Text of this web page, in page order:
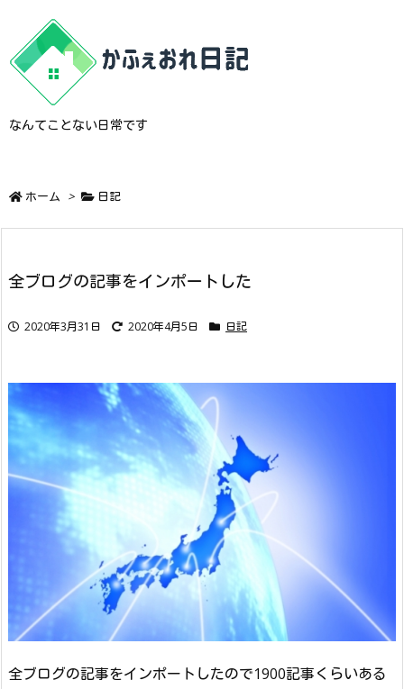
なんてことない日常です
ホーム > 日記
全ブログの記事をインポートした
2020年3月31日 2020年4月5日 日記
全ブログの記事をインポートしたので1900記事くらいある